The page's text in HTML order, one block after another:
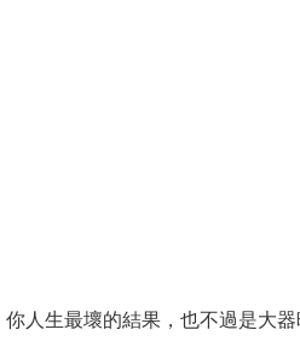
你人生最壞的結果，也不過是大器